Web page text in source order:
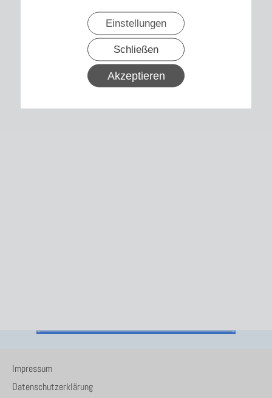
Einstellungen
Schließen
Akzeptieren
Impressum
Datenschutzerklärung